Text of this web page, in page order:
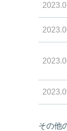
その他